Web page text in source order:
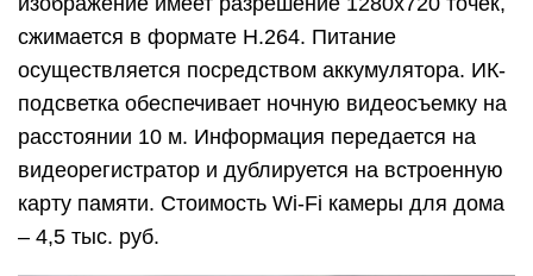
сжимается в формате Н.264. Питание
осуществляется посредством аккумулятора. ИК-
подсветка обеспечивает ночную видеосъемку на
расстоянии 10 м. Информация передается на
видеорегистратор и дублируется на встроенную
карту памяти. Стоимость Wi-Fi камеры для дома
– 4,5 тыс. руб.